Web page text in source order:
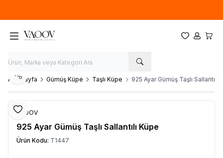
Favorilerim
Hesabım
Ana Sayfa Gümüş Küpe Taşlı Küpe 925 Ayar Gümüş Taşlı Sallantılı
Favoriye Ekle
Paylaş
VAOOV
925 Ayar Gümüş Taşlı Sallantılı Küpe
Ürün Kodu: T1447